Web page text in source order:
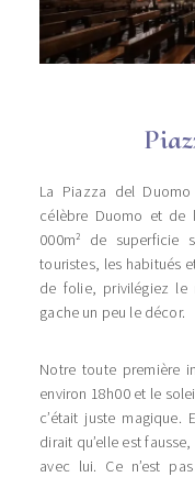
La Piazza del
célèbre Duomo et de
000m² de superficie
touristes, les habitués
de folie, privilégiez le
gache un peu le décor.
Notre toute première
environ 18h00 et le
c’était juste
dirait qu’elle est
avec lui. Ce n’est